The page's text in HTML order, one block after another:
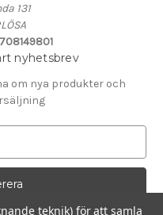
131
nyhetsbrev
om nya produkter och
teknik) för att samla